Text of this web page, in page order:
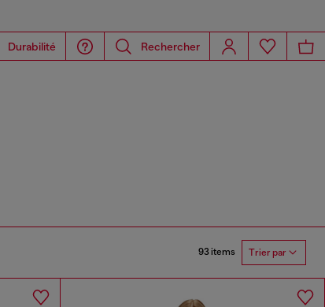
Durabilité Rechercher
93 items Trier par